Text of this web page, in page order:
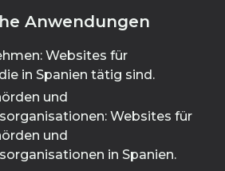
Anwendungen
Websites für
in Spanien tätig sind.
und
Websites für
und
in Spanien.